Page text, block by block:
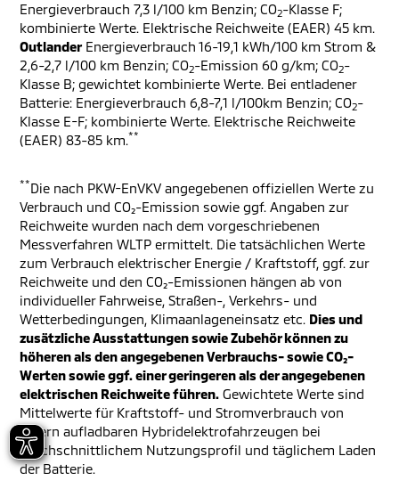
Energieverbrauch 7,3 l/100 km Benzin; CO2-Klasse F;
kombinierte Werte. Elektrische Reichweite (EAER) 45 km.
Outlander Energieverbrauch 16-19,1 kWh/100 km Strom &
2,6-2,7 l/100 km Benzin; CO2-Emission 60 g/km; CO2-
Klasse B; gewichtet kombinierte Werte. Bei entladener
Batterie: Energieverbrauch 6,8-7,1 l/100km Benzin; CO2-
Klasse E-F; kombinierte Werte. Elektrische Reichweite
(EAER) 83-85 km.**
**Die nach PKW-EnVKV angegebenen offiziellen Werte zu
Verbrauch und CO₂-Emission sowie ggf. Angaben zur
Reichweite wurden nach dem vorgeschriebenen
Messverfahren WLTP ermittelt. Die tatsächlichen Werte
zum Verbrauch elektrischer Energie / Kraftstoff, ggf. zur
Reichweite und den CO₂-Emissionen hängen ab von
individueller Fahrweise, Straßen-, Verkehrs- und
Wetterbedingungen, Klimaanlageneinsatz etc. Dies und
zusätzliche Ausstattungen sowie Zubehör können zu
höheren als den angegebenen Verbrauchs- sowie CO₂-
Werten sowie ggf. einer geringeren als der angegebenen
elektrischen Reichweite führen. Gewichtete Werte sind
Mittelwerte für Kraftstoff- und Stromverbrauch von
extern aufladbaren Hybridelektrofahrzeugen bei
durchschnittlichem Nutzungsprofil und täglichem Laden
der Batterie.